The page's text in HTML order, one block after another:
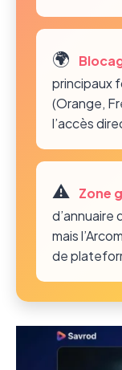
🌍
principaux
(Orange,
l’accès
⚠️ Zone
d’annuaire
mais
de